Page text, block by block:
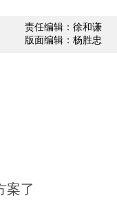
责任编辑：徐和谦
版面编辑：杨胜忠
案了